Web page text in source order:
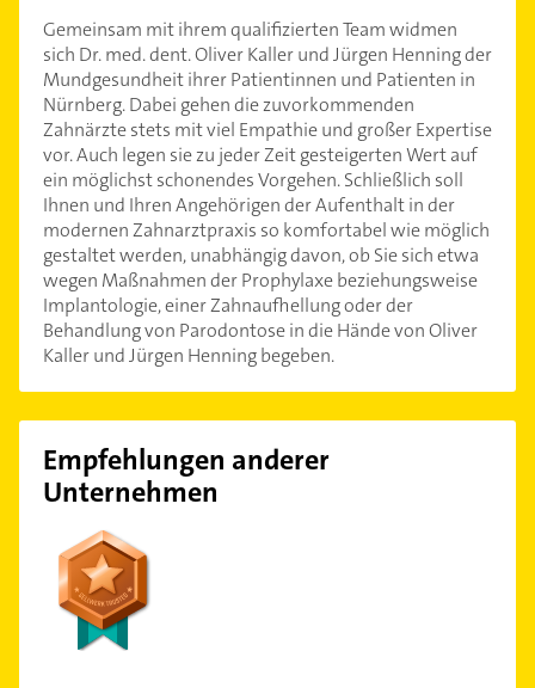
Gemeinsam mit ihrem qualifizierten Team widmen
sich Dr. med. dent. Oliver Kaller und Jürgen Henning der
Mundgesundheit ihrer Patientinnen und Patienten in
Nürnberg. Dabei gehen die zuvorkommenden
Zahnärzte stets mit viel Empathie und großer Expertise
vor. Auch legen sie zu jeder Zeit gesteigerten Wert auf
ein möglichst schonendes Vorgehen. Schließlich soll
Ihnen und Ihren Angehörigen der Aufenthalt in der
modernen Zahnarztpraxis so komfortabel wie möglich
gestaltet werden, unabhängig davon, ob Sie sich etwa
wegen Maßnahmen der Prophylaxe beziehungsweise
Implantologie, einer Zahnaufhellung oder der
Behandlung von Parodontose in die Hände von Oliver
Kaller und Jürgen Henning begeben.
Empfehlungen anderer
Unternehmen